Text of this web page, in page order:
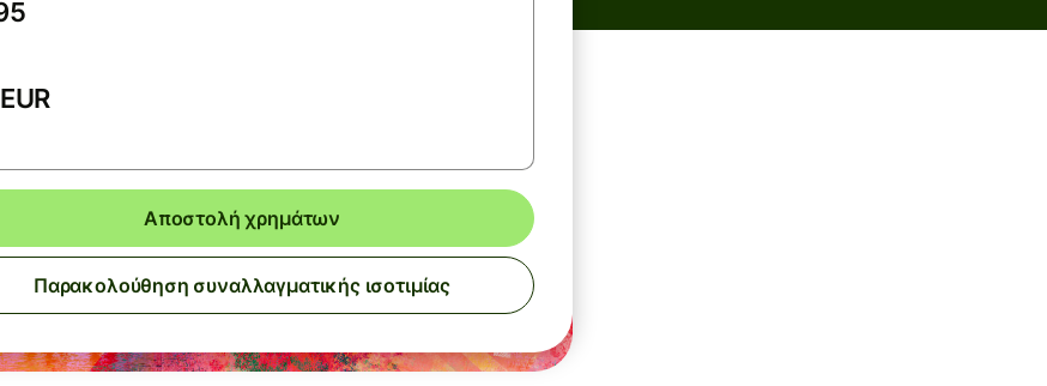
EUR
Αποστολή χρημάτων
Παρακολούθηση συναλλαγματικής ισοτιμίας